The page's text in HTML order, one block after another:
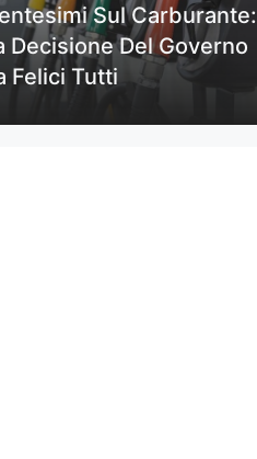
Sul Carburante:
Decisione Del Governo
Felici Tutti